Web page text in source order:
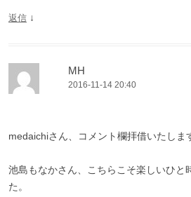
返信 ↓
MH
2016-11-14 20:40
medaichiさん、コメント欄拝借いたしま
池島もなかさん、こちらこそ楽しいひと
た。